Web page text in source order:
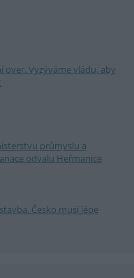
over. Vyzýváme vládu, aby
průmyslu a
odvalu Heřmanice
Česko musí lépe